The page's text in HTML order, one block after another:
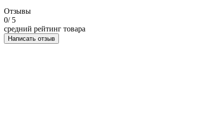
Отзывы
0/ 5
средний рейтинг товара
Написать отзыв